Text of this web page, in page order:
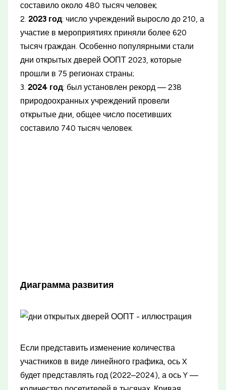
составило около 480 тысяч человек;
2.2023 год: число учреждений выросло до 210, а
участие в мероприятиях приняли более 620
тысяч граждан. Особенно популярными стали
дни открытых дверей ООПТ 2023, которые
прошли в 75 регионах страны;
3.2024 год: был установлен рекорд — 238
природоохранных учреждений провели
открытые дни, общее число посетивших
составило 740 тысяч человек.
Диаграмма развития
Если представить изменение количества
участников в виде линейного графика, ось X
будет представлять год (2022–2024), а ось Y —